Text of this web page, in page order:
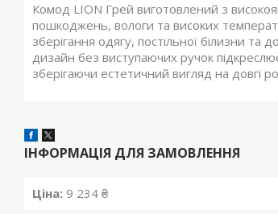
Комод LION Грей виготовлений з
пошкоджень, вологи та високих
зберігання одягу, постільної білизни та
дизайн без виступаючих ручок
зберігаючи естетичний вигляд на довгі
ІНФОРМАЦІЯ ДЛЯ ЗАМОВЛЕННЯ
Ціна: 9 234 ₴